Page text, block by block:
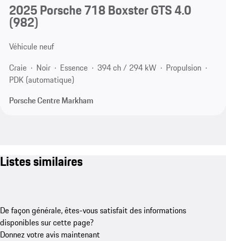
2025 Porsche 718 Boxster GTS 4.0
(982)
Véhicule neuf
Craie
Noir Essence 394 ch / 294 kW
Propulsion
PDK (automatique)
Porsche Centre Markham
Listes similaires
De façon générale, êtes-vous satisfait des informations
disponibles sur cette page?
Donnez votre avis maintenant